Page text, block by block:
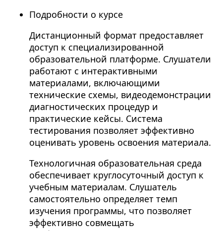
Подробности о курсе
Дистанционный формат предоставляет
доступ к специализированной
образовательной платформе. Слушатели
работают с интерактивными
материалами, включающими
технические схемы, видеодемонстрации
диагностических процедур и
практические кейсы. Система
тестирования позволяет эффективно
оценивать уровень освоения материала.
Технологичная образовательная среда
обеспечивает круглосуточный доступ к
учебным материалам. Слушатель
самостоятельно определяет темп
изучения программы, что позволяет
эффективно совмещать